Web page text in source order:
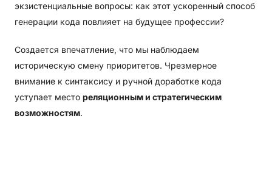
экзистенциальные вопросы: как этот ускоренный способ
генерации кода повлияет на будущее профессии?
Создается впечатление, что мы наблюдаем
историческую смену приоритетов. Чрезмерное
внимание к синтаксису и ручной доработке кода
уступает место реляционным и стратегическим
возможностям.